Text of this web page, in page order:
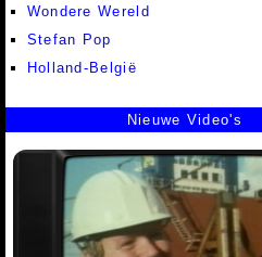
Wondere Wereld
Stefan Pop
Holland-België
Nieuwe Video's